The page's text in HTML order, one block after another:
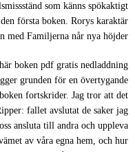
som känns spökaktigt
första boken. Rorys karaktär
med Familjerna når nya höjder.
boken pdf gratis nedladdning
grunden för en övertygande
fortskrider. Jag tror att det
fallet avslutat de saker jag
ansluta till andra och uppleva
av våra egna hem, och hur